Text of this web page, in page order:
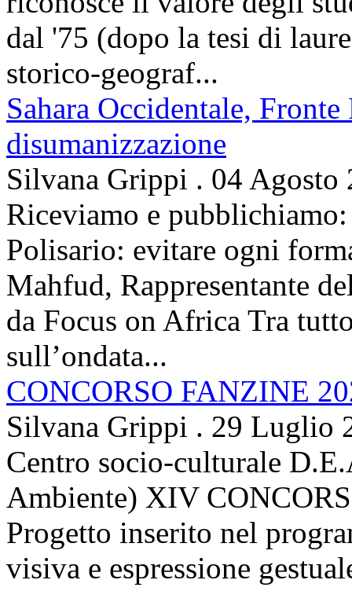
dal '75 (dopo la tesi di
storico-geograf...
Sahara Occidentale,
disumanizzazione
Silvana Grippi . 04 Agosto
Riceviamo e
Polisario: evitare ogni
Mahfud, Rappresentante
da Focus on Africa Tra
sull’ondata...
CONCORSO FANZINE
Silvana Grippi . 29 Luglio
Centro socio-culturale
Ambiente) XIV
Progetto inserito nel
visiva e espressione